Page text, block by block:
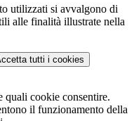
utilizzati si avvalgono di
alle finalità illustrate nella
tutti i cookies
quali cookie consentire.
il funzionamento della